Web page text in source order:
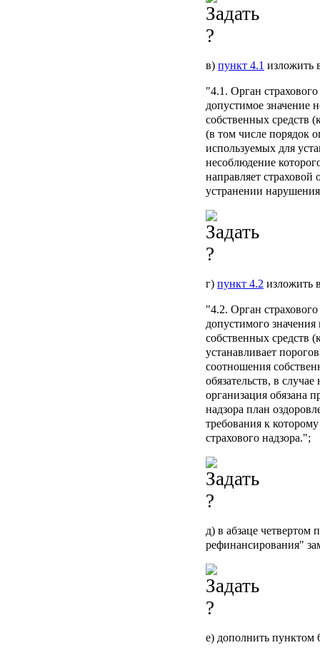
в) пункт 4.1 изложить
"4.1. Орган
допустимое значение
собственных средств
(в том числе порядок
используемых для
несоблюдение
направляет
устранении
г) пункт 4.2 изложить
"4.2. Орган
допустимого
собственных средств
устанавливает
соотношения
обязательств, в
организация обязана
надзора план
требования к
страхового надзора.";
д) в абзаце четвертом
рефинансирования"
е) дополнить пунктом